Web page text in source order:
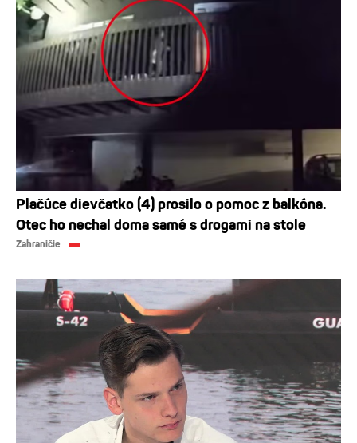
Plačúce dievčatko (4) prosilo o pomoc z balkóna.
Otec ho nechal doma samé s drogami na stole
Zahraničie